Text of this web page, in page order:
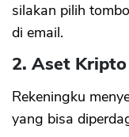
silakan pilih
di email.
2. Aset
Rekeningku
yang bisa